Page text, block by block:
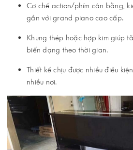
Cơ chế action/phím cân bằng,
gần với grand piano cao cấp.
Khung thép hoặc hợp kim giúp
biến dạng theo thời gian.
Thiết kế chịu được nhiều điều
nhiều nơi.